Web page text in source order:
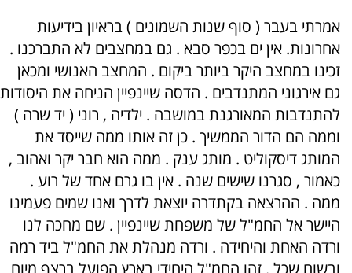
אמרתי בעבר ( סוף שנות השמונים ) בראיון בידיעות
אחרונות. אין ים בכפר סבא . גם במחצבים לא התברכנו .
זכינו במחצב היקר ביותר ביקום . המחצב האנושי ומכאן
גם אירגוני המתנדבים . הדסה שיינפיין הניחה את היסודות
להתנדבות המאורגנת במושבה . ילדיה , רוני ( יד שרה )
וממה הם הדור הממשיך . כן זה אותו ממה שייסד את
המותג דיסקוליט . מותג ענק . ממה הוא חבר יקר ואהוב ,
כאמור , סגרנו שישים שנה . אין בו גרם אחד של רוע .
ממה . ההרצאה בקתדרה יוצאת לדרך ואנו שמים פעמינו
היישר אל החמ"ל של משפחת שיינפיין . שם מחכה לנו
ורדה האחת והיחידה . ורדה מנהלת את החמ"ל ביד רמה
ובשום שכל . זהו החמ"ל היחידי בארץ הפועל ברצף מיום